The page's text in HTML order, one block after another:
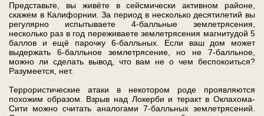
Представьте, вы живёте в сейсмически активном районе,
скажем в Калифорнии. За период в несколько десятилетий вы
регулярно испытываете 4-балльные землетрясения,
несколько раз в год переживаете землетрясения магнитудой 5
баллов и ещё парочку 6-балльных. Если ваш дом может
выдержать 6-балльное землетрясение, но не 7-балльное,
можно ли сделать вывод, что вам не о чем беспокоиться?
Разумеется, нет.
Террористические атаки в некотором роде проявляются
похожим образом. Взрыв над Локерби и теракт в Оклахома-
Сити можно считать аналогами 7-балльных землетрясений.